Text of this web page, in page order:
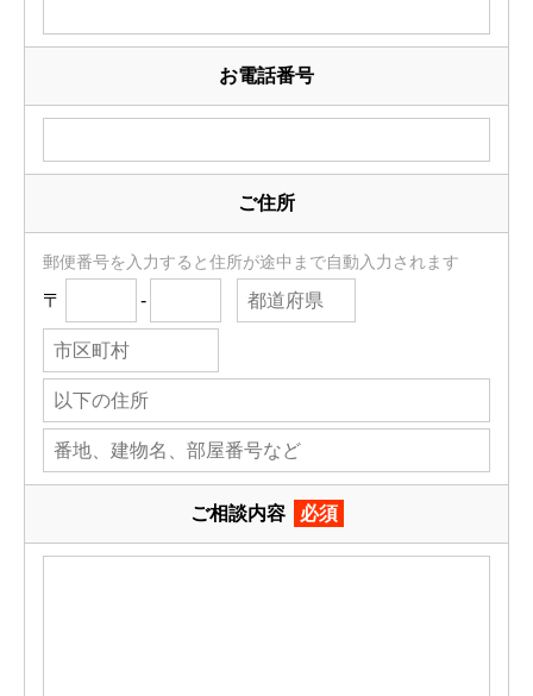
お電話番号
ご住所
郵便番号を入力すると住所が途中まで自動入力されます
〒 -
ご相談内容 必須